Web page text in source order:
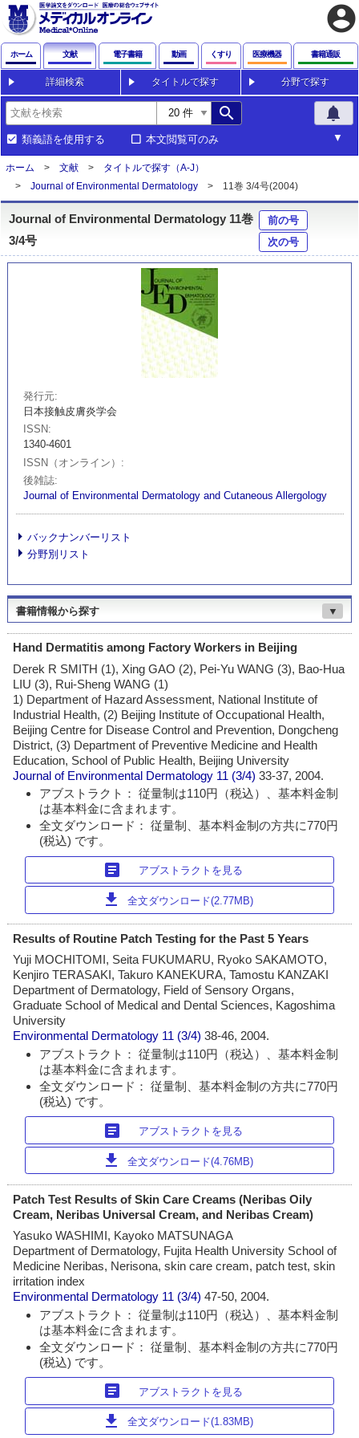
account_circle
ホーム 文献 電子書籍 動画 くすり 医療機器 書籍通販
詳細検索 タイトルで探す 分野で探す
search notifications
類義語を使用する 本文閲覧可のみ
ホーム 文献
タイトルで探す（A-J）
Journal of Environmental Dermatology
11巻 3/4号(2004)
Journal of Environmental Dermatology 11巻
3/4号
前の号
次の号
発行元
日本接触皮膚炎学会
ISSN
1340-4601
ISSN（オンライン）
後雑誌
Journal of Environmental Dermatology and Cutaneous Allergology
バックナンバーリスト
分野別リスト
書籍情報から探す ▼
Hand Dermatitis among Factory Workers in Beijing
Derek R SMITH (1), Xing GAO (2), Pei-Yu WANG (3), Bao-Hua
LIU (3), Rui-Sheng WANG (1)
1) Department of Hazard Assessment, National Institute of
Industrial Health, (2) Beijing Institute of Occupational Health,
Beijing Centre for Disease Control and Prevention, Dongcheng
District, (3) Department of Preventive Medicine and Health
Education, School of Public Health, Beijing University
Journal of Environmental Dermatology 11 (3/4)33-37, 2004.
アブストラクト： 従量制は110円（税込）、基本料金制
は基本料金に含まれます。
全文ダウンロード： 従量制、基本料金制の方共に770円
(税込) です。
article アブストラクトを見る
download 全文ダウンロード(2.77MB)
Results of Routine Patch Testing for the Past 5 Years
Yuji MOCHITOMI, Seita FUKUMARU, Ryoko SAKAMOTO,
Kenjiro TERASAKI, Takuro KANEKURA, Tamostu KANZAKI
Department of Dermatology, Field of Sensory Organs,
Graduate School of Medical and Dental Sciences, Kagoshima
University
Environmental Dermatology 11 (3/4)38-46, 2004.
アブストラクト： 従量制は110円（税込）、基本料金制
は基本料金に含まれます。
全文ダウンロード： 従量制、基本料金制の方共に770円
(税込) です。
article アブストラクトを見る
download 全文ダウンロード(4.76MB)
Patch Test Results of Skin Care Creams (Neribas Oily
Cream, Neribas Universal Cream, and Neribas Cream)
Yasuko WASHIMI, Kayoko MATSUNAGA
Department of Dermatology, Fujita Health University School of
Medicine Neribas, Nerisona, skin care cream, patch test, skin
irritation index
Environmental Dermatology 11 (3/4)47-50, 2004.
アブストラクト： 従量制は110円（税込）、基本料金制
は基本料金に含まれます。
全文ダウンロード： 従量制、基本料金制の方共に770円
(税込) です。
article アブストラクトを見る
download 全文ダウンロード(1.83MB)